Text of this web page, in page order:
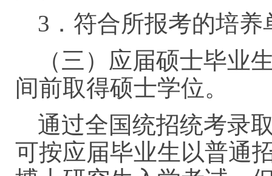
3．符合所报考的培
（三）应届硕士毕业
间前取得硕士学位。
通过全国统招统考录
可按应届毕业生以普通